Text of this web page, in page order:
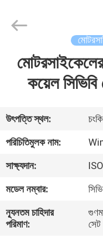
বাড়ি
ভিডিও
আমাদের
সম্বন্ধে
Parts
Reserved.মোটরসাইকেলের
কয়েল সিভিবি
উৎপত্তি স্থল:
পরিচিতিমুলক নাম:
সাক্ষ্যদান:
মডেল নম্বার:
ন্যূনতম চাহিদার
পরিমাণ: